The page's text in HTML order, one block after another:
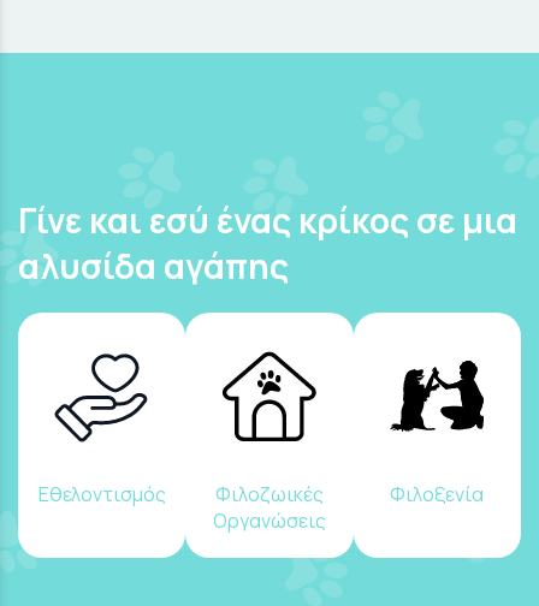
Γίνε και εσύ ένας κρίκος σε μια
αλυσίδα αγάπης
Εθελοντισμός
Φιλοζωικές
Οργανώσεις
Φιλοξενία